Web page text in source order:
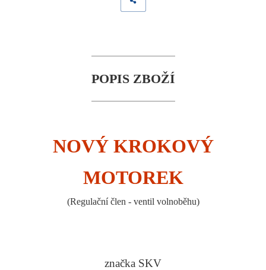
POPIS ZBOŽÍ
NOVÝ KROKOVÝ
MOTOREK
(Regulační člen - ventil volnoběhu)
značka SKV